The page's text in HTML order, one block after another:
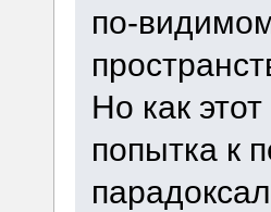
по-
Но как
попытка к